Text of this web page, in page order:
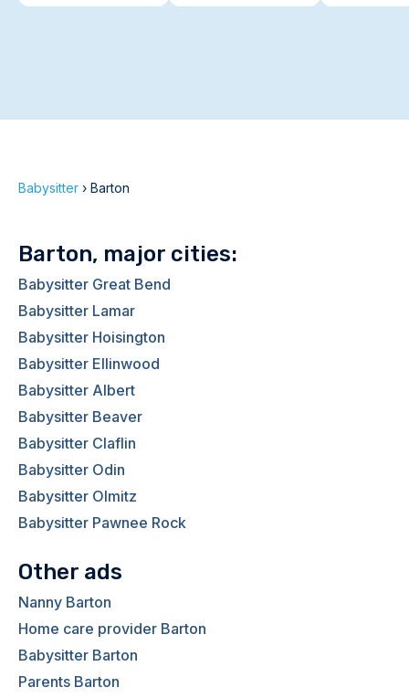
Babysitter › Barton
Barton, major cities:
Babysitter Great Bend
Babysitter Lamar
Babysitter Hoisington
Babysitter Ellinwood
Babysitter Albert
Babysitter Beaver
Babysitter Claflin
Babysitter Odin
Babysitter Olmitz
Babysitter Pawnee Rock
Other ads
Nanny Barton
Home care provider Barton
Babysitter Barton
Parents Barton